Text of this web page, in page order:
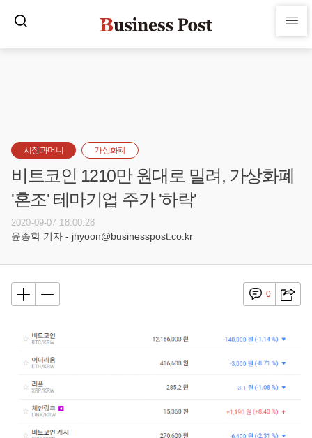
시장과머니 가상화폐
비트코인 1210만 원대로 밀려, 가상화폐
'혼조' 테마기업 주가 '하락'
2020-09-07 18:00:28
윤종학 기자 - jhyoon@businesspost.co.kr
0